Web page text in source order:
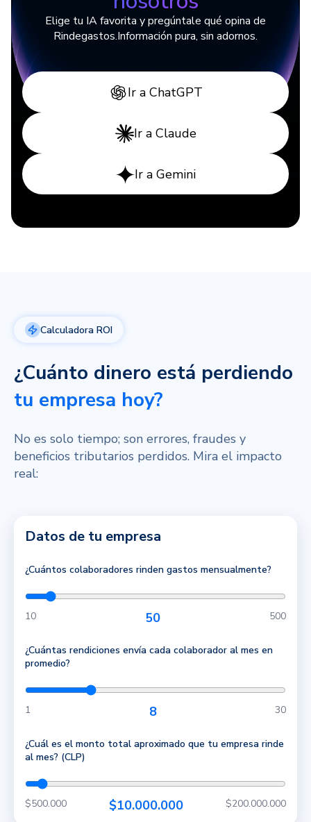
Elige tu IA favorita y pregúntale qué opina de
Rindegastos.Información pura, sin adornos.
Ir a ChatGPT
Ir a Claude
Ir a Gemini
Calculadora ROI
¿Cuánto dinero está perdiendo
tu empresa hoy?
No es solo tiempo; son errores, fraudes y
beneficios tributarios perdidos. Mira el impacto
real:
Datos de tu empresa
¿Cuántos colaboradores rinden gastos mensualmente?
10 50 500
¿Cuántas rendiciones envía cada colaborador al mes en
promedio?
1 8 30
¿Cuál es el monto total aproximado que tu empresa rinde
al mes? (CLP)
$500.000 $10.000.000 $200.000.000